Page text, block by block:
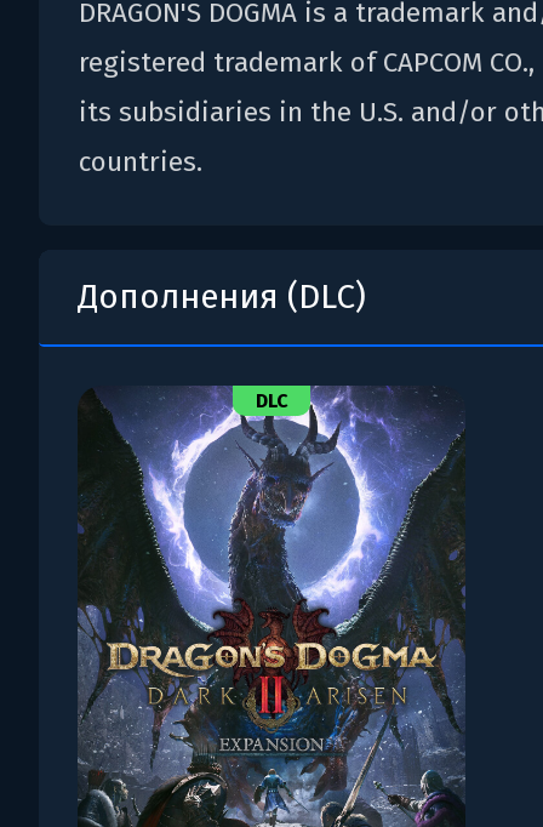
DRAGON'S DOGMA is a trademark
registered trademark of CAPCOM
its subsidiaries in the U.S. and/or
countries.
Дополнения (DLC)
DLC